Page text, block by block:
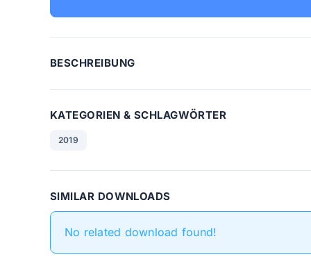
BESCHREIBUNG
KATEGORIEN & SCHLAGWÖRTER
2019
SIMILAR DOWNLOADS
No related download found!